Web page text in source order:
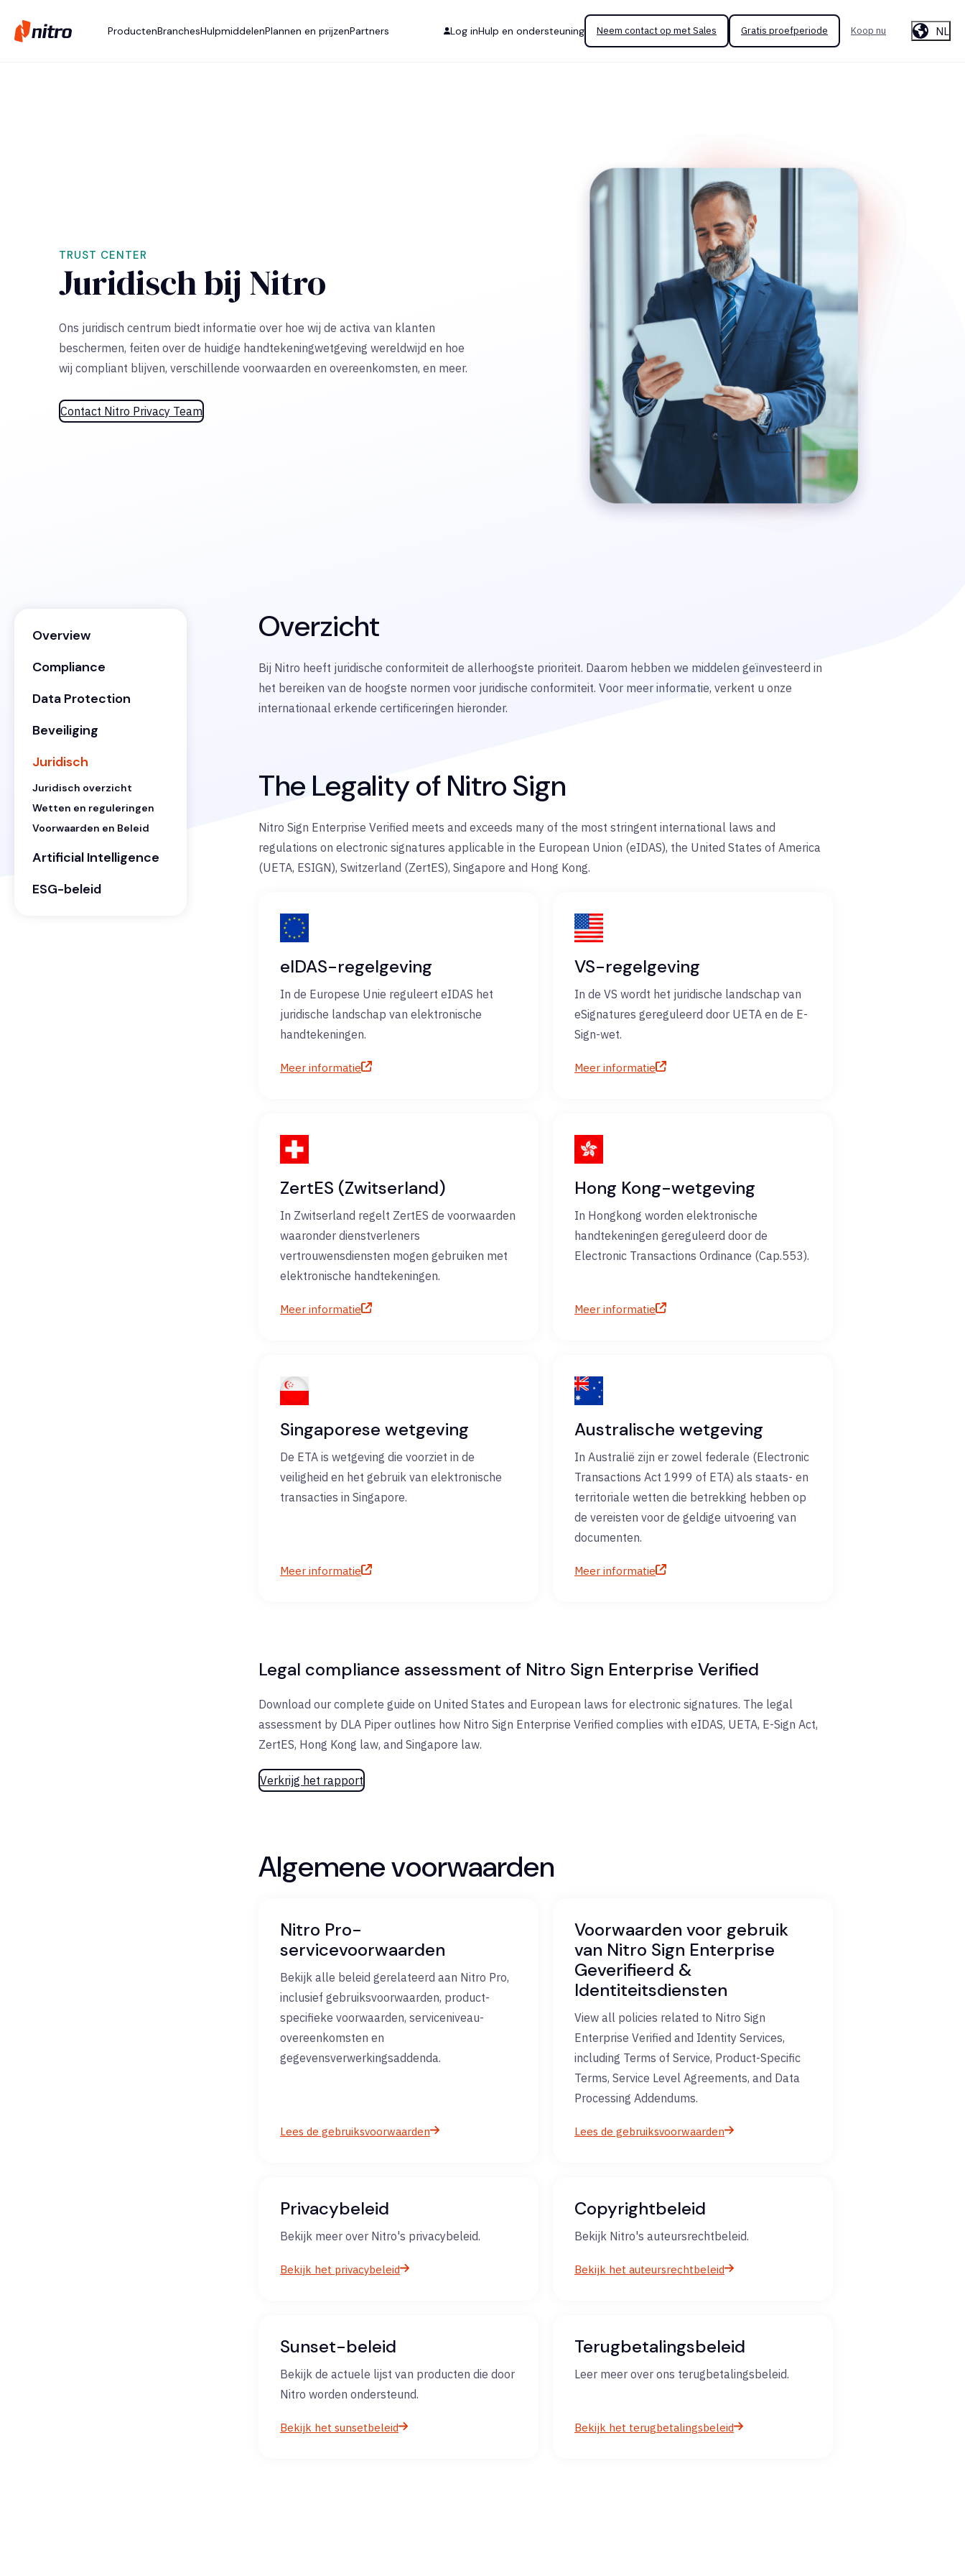
ProductenBranchesHulpmiddelenPlannen en prijzenPartners Log inHulp en ondersteuning Neem contact op met Sales Gratis proefperiode Koop nu NL
TRUST CENTER
Juridisch bij Nitro
Ons juridisch centrum biedt informatie over hoe wij de activa van klanten
beschermen, feiten over de huidige handtekeningwetgeving wereldwijd en hoe
wij compliant blijven, verschillende voorwaarden en overeenkomsten, en meer.
Contact Nitro Privacy Team
Overview
Compliance
Data Protection
Beveiliging
Juridisch
Juridisch overzicht
Wetten en reguleringen
Voorwaarden en Beleid
Artificial Intelligence
ESG-beleid
Overzicht
Bij Nitro heeft juridische conformiteit de allerhoogste prioriteit. Daarom hebben we middelen geïnvesteerd in
het bereiken van de hoogste normen voor juridische conformiteit. Voor meer informatie, verkent u onze
internationaal erkende certificeringen hieronder.
The Legality of Nitro Sign
Nitro Sign Enterprise Verified meets and exceeds many of the most stringent international laws and
regulations on electronic signatures applicable in the European Union (eIDAS), the United States of America
(UETA, ESIGN), Switzerland (ZertES), Singapore and Hong Kong.
eIDAS-regelgeving
In de Europese Unie reguleert eIDAS het
juridische landschap van elektronische
handtekeningen.
Meer informatie
VS-regelgeving
In de VS wordt het juridische landschap van
eSignatures gereguleerd door UETA en de E-
Sign-wet.
Meer informatie
ZertES (Zwitserland)
In Zwitserland regelt ZertES de voorwaarden
waaronder dienstverleners
vertrouwensdiensten mogen gebruiken met
elektronische handtekeningen.
Meer informatie
Hong Kong-wetgeving
In Hongkong worden elektronische
handtekeningen gereguleerd door de
Electronic Transactions Ordinance (Cap.553).
Meer informatie
Singaporese wetgeving
De ETA is wetgeving die voorziet in de
veiligheid en het gebruik van elektronische
transacties in Singapore.
Meer informatie
Australische wetgeving
In Australië zijn er zowel federale (Electronic
Transactions Act 1999 of ETA) als staats- en
territoriale wetten die betrekking hebben op
de vereisten voor de geldige uitvoering van
documenten.
Meer informatie
Legal compliance assessment of Nitro Sign Enterprise Verified
​Download our complete guide on United States and European laws for electronic signatures​. The legal
assessment by DLA Piper outlines how Nitro Sign Enterprise Verified complies with eIDAS, UETA, E-Sign Act,
ZertES, Hong Kong law, and Singapore law. ​
Verkrijg het rapport
Algemene voorwaarden
Nitro Pro-
servicevoorwaarden
Bekijk alle beleid gerelateerd aan Nitro Pro,
inclusief gebruiksvoorwaarden, product-
specifieke voorwaarden, serviceniveau-
overeenkomsten en
gegevensverwerkingsaddenda.
Lees de gebruiksvoorwaarden
Voorwaarden voor gebruik
van Nitro Sign Enterprise
Geverifieerd &
Identiteitsdiensten
View all policies related to Nitro Sign
Enterprise Verified and Identity Services,
including Terms of Service, Product-Specific
Terms, Service Level Agreements, and Data
Processing Addendums.
Lees de gebruiksvoorwaarden
Privacybeleid
Bekijk meer over Nitro's privacybeleid.
Bekijk het privacybeleid
Copyrightbeleid
Bekijk Nitro's auteursrechtbeleid.
Bekijk het auteursrechtbeleid
Sunset-beleid
Bekijk de actuele lijst van producten die door
Nitro worden ondersteund.
Bekijk het sunsetbeleid
Terugbetalingsbeleid
Leer meer over ons terugbetalingsbeleid.
Bekijk het terugbetalingsbeleid